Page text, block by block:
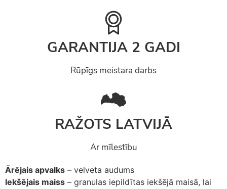
GARANTIJA 2 GADI
Rūpīgs meistara darbs
RAŽOTS LATVIJĀ
Ar mīlestību
Ārējais apvalks – velveta audums
Iekšējais maiss – granulas iepildītas iekšējā maisā, lai